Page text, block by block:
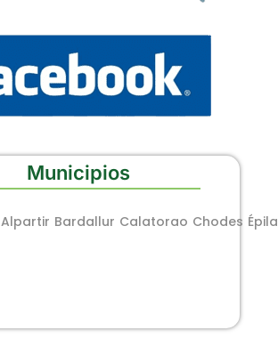
Municipios
Alpartir Bardallur Calatorao Chodes Épila